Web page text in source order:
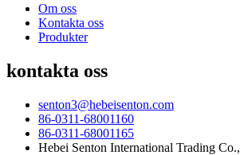
Om oss
Kontakta oss
Produkter
kontakta oss
senton3@hebeisenton.com
86-0311-68001160
86-0311-68001165
Hebei Senton International Trading